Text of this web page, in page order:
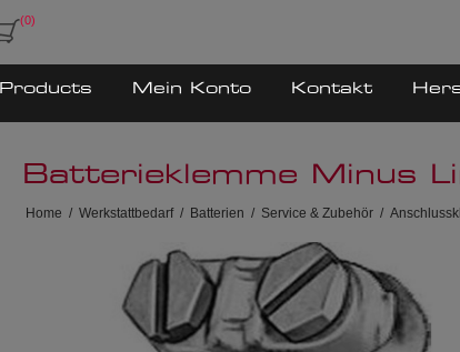
(0)
Products Mein Konto Kontakt
Batterieklemme Minus
Home / Werkstattbedarf / Batterien / Service & Zubehör /